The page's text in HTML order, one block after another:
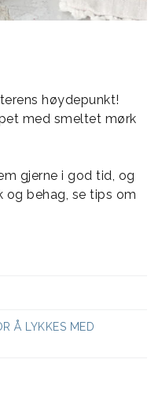
høydepunkt!
med smeltet mørk
gjerne i god tid, og
behag, se tips om
Å LYKKES MED